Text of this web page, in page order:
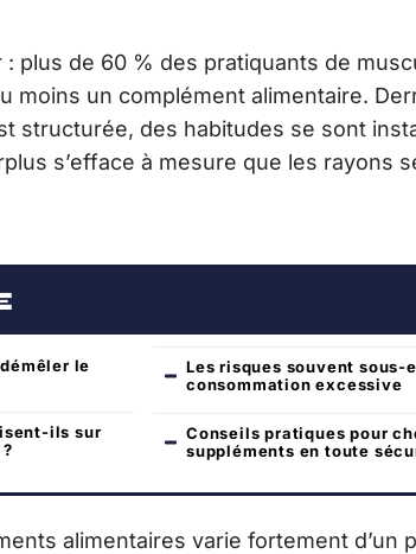
: plus de 60 % des pratiquants de
moins un complément alimentaire.
structurée, des habitudes se sont
s’efface à mesure que les rayons
le
ils sur
Les risques souvent sous-
consommation excessive
Conseils pratiques pour
suppléments en toute
alimentaires varie fortement d’un